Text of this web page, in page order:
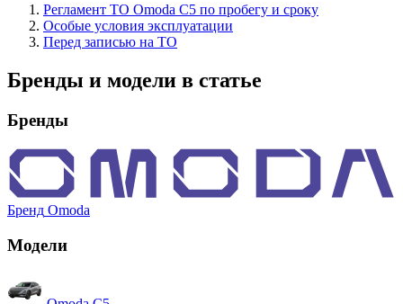
Регламент ТО Omoda C5 по пробегу и сроку
Особые условия эксплуатации
Перед записью на ТО
Бренды и модели в статье
Бренды
Бренд Omoda
Модели